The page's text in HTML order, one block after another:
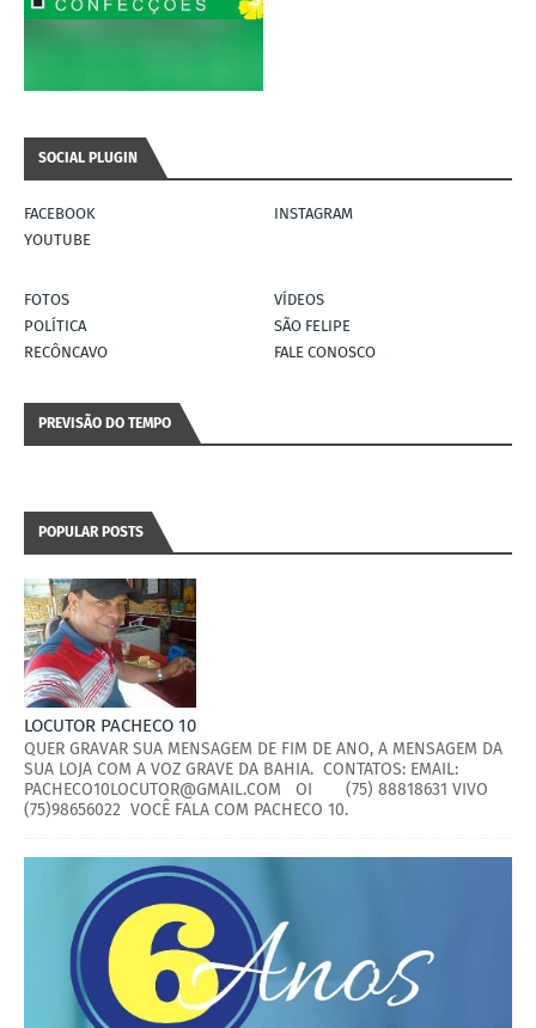
SOCIAL PLUGIN
FACEBOOK
INSTAGRAM
YOUTUBE
FOTOS
VÍDEOS
POLÍTICA
SÃO FELIPE
RECÔNCAVO
FALE CONOSCO
PREVISÃO DO TEMPO
POPULAR POSTS
LOCUTOR PACHECO 10
QUER GRAVAR SUA MENSAGEM DE FIM DE ANO, A MENSAGEM DA
SUA LOJA COM A VOZ GRAVE DA BAHIA. CONTATOS: EMAIL:
PACHECO10LOCUTOR@GMAIL.COM OI (75) 88818631 VIVO
(75)98656022 VOCÊ FALA COM PACHECO 10.